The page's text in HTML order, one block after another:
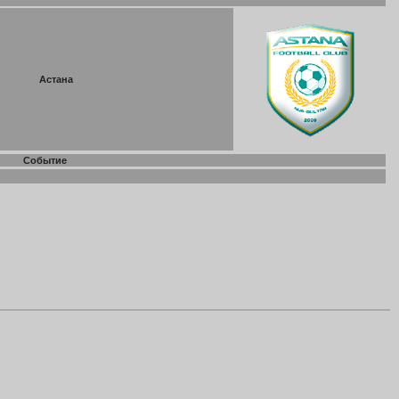
Астана
Событие